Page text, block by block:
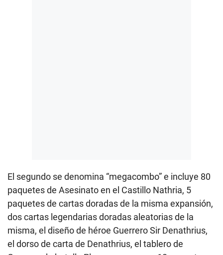
El segundo se denomina “megacombo” e incluye 80
paquetes de Asesinato en el Castillo Nathria, 5
paquetes de cartas doradas de la misma expansión,
dos cartas legendarias doradas aleatorias de la
misma, el diseño de héroe Guerrero Sir Denathrius,
el dorso de carta de Denathrius, el tablero de